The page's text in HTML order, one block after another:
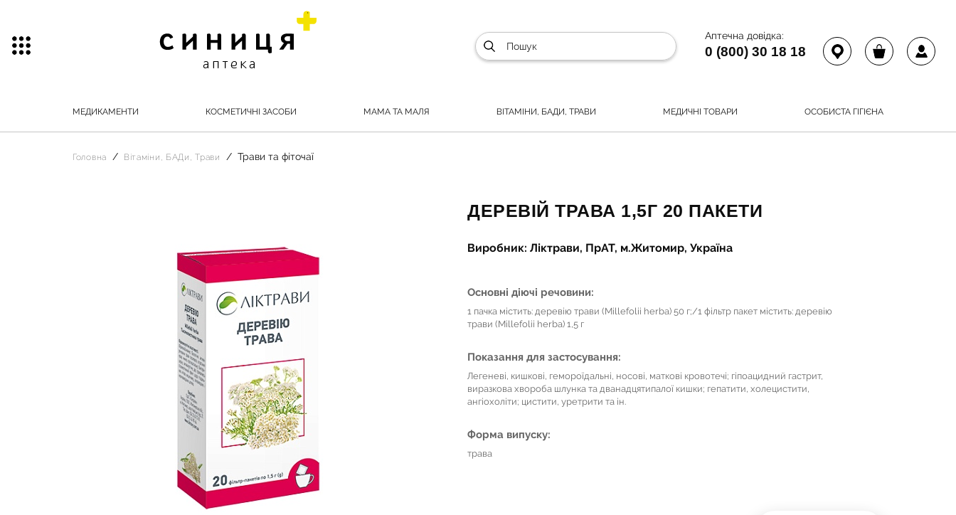
Аптечна довідка:
0 (800) 30 18 18
МЕДИКАМЕНТИ КОСМЕТИЧНІ ЗАСОБИ МАМА ТА МАЛЯ ВІТАМІНИ, БАДИ, ТРАВИ МЕДИЧНІ ТОВАРИ ОСОБИСТА ГІГІЄНА
Головна Вітаміни, БАДи, Трави Трави та фіточаї
ДЕРЕВІЙ ТРАВА 1,5Г 20 ПАКЕТИ
Виробник: Ліктрави, ПрАТ, м.Житомир, Україна
Основні діючі речовини:
1 пачка містить: деревію трави (Millefolii herba) 50 г;/1 фільтр пакет містить: деревію
трави (Millefolii herba) 1,5 г
Показання для застосування:
Легеневі, кишкові, гемороїдальні, носові, маткові кровотечі; гіпоацидний гастрит,
виразкова хвороба шлунка та дванадцятипалої кишки; гепатити, холецистити,
ангіохоліти; цистити, уретрити та ін.
Форма випуску:
трава